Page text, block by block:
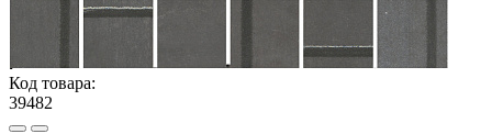
Код товара:
39482